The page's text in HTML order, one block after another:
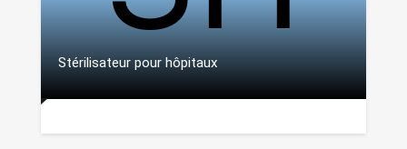
Stérilisateur pour hôpitaux